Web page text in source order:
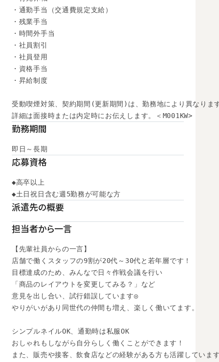
・通勤手当（交通費規定支給）
・残業手当
・時間外手当
・社員割引
・社員登用
・資格手当
・昇給制度
受動喫煙対策、契約期間(更新期間)は、勤務地により異なりま
詳細は面接時または内定時にお伝えします。＜M001KW>
勤務期間
即日～長期
応募資格
◆高卒以上
◆土日祝日含む週5勤務が可能な方
派遣先の概要
担当者から一言
【先輩社員からの一言】
店舗で働くスタッフの9割が20代～30代と若年層です！
目標達成のため、みんなで日々作戦会議を行い
「商品のレイアウトを変更してみる？」など
意見を出し合い、試行錯誤しています◎
やりがいがあり同世代の仲間も増え、楽しく働いてます。
シンプルネイルOK、通勤時は私服OK
おしゃれもしながら自分らしく働くことができます！
また、販売や接客、飲食店などの経験がある方も活躍していま